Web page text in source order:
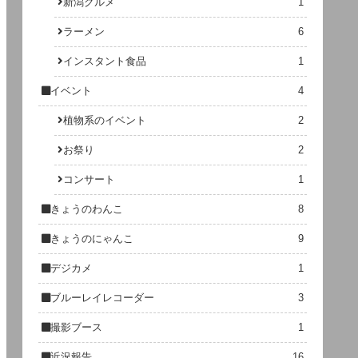
ラーメン 6
インスタント食品 1
イベント 4
植物系のイベント 2
お祭り 2
コンサート 1
きょうのわんこ 8
きょうのにゃんこ 9
デジカメ 1
ブルーレイレコーダー 3
撮影ブース 1